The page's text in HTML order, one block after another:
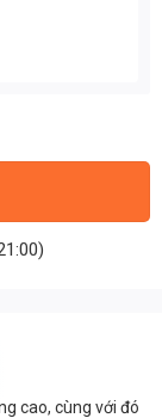
vịt) công suất
cao, cùng với đó